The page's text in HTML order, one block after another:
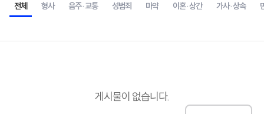
전체 형사 음주·교통 성범죄 마약 이혼·상간 가사·상속
게시물이 없습니다.